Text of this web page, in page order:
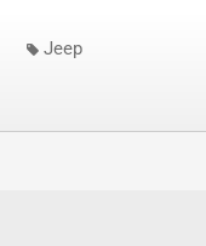
Jeep